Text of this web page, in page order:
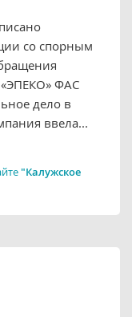
со спорным
ФАС
дело в
ввела...
"Калужское